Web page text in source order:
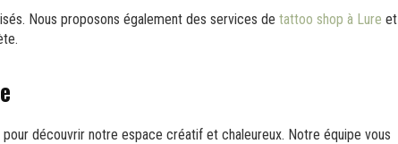
Nous proposons également des services de tattoo shop à Lure et
pour découvrir notre espace créatif et chaleureux. Notre équipe vous